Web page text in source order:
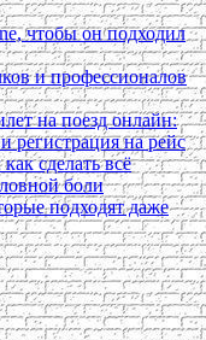
чтобы он подходил
и профессионалов
на поезд онлайн:
регистрация на рейс
сделать всё
боли
подходят даже